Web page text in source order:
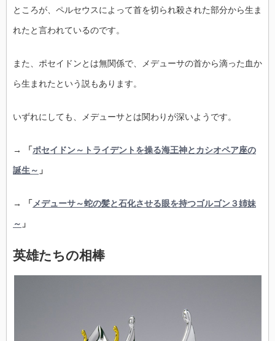
ところが、ペルセウスによって首を切られ殺された部分から生ま
れたと言われているのです。
また、ポセイドンとは無関係で、メデューサの首から滴った血か
ら生まれたという説もあります。
いずれにしても、メデューサとは関わりが深いようです。
→ 「ポセイドン～トライデントを操る海王神とカシオペア座の
誕生～ 」
→ 「 メデューサ～蛇の髪と石化させる眼を持つゴルゴン３姉妹
～ 」
英雄たちの相棒